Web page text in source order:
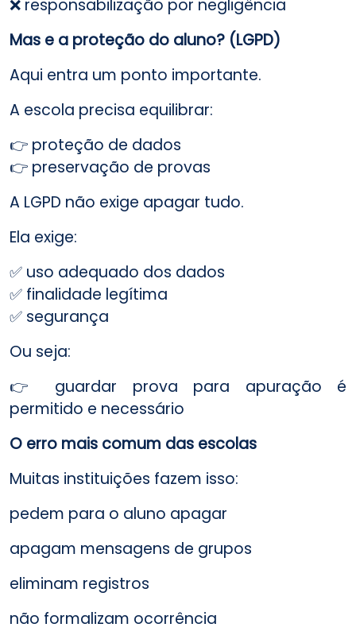
❌ responsabilização por negligência
Mas e a proteção do aluno? (LGPD)
Aqui entra um ponto importante.
A escola precisa equilibrar:
👉 proteção de dados
👉 preservação de provas
A LGPD não exige apagar tudo.
Ela exige:
✅ uso adequado dos dados
✅ finalidade legítima
✅ segurança
Ou seja:
👉 guardar prova para apuração é
permitido e necessário
O erro mais comum das escolas
Muitas instituições fazem isso:
pedem para o aluno apagar
apagam mensagens de grupos
eliminam registros
não formalizam ocorrência